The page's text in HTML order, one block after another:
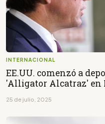
INTERNACIONAL
EE.UU. comenzó a
'Alligator Alcatraz' en
25 de julio, 2025